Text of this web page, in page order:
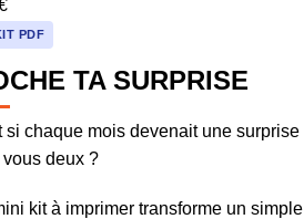
PDF
TA SURPRISE
si chaque mois devenait une surprise
vous deux ?
kit à imprimer transforme un simple